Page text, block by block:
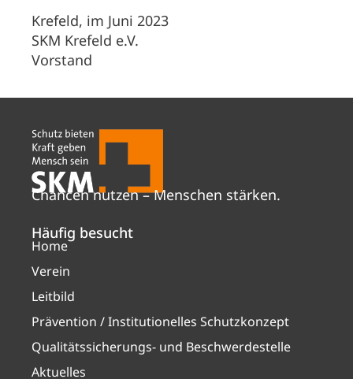
Krefeld, im Juni 2023
SKM Krefeld e.V.
Vorstand
Chancen nutzen – Menschen stärken.
Häufig besucht
Home
Verein
Leitbild
Prävention / Institutionelles Schutzkonzept
Qualitätssicherungs- und Beschwerdestelle
Aktuelles